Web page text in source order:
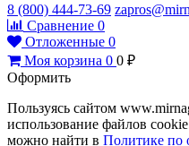
8 (800) 444-73-69
Сравнение 0
Отложенные 0
Моя корзина 0 0 ₽
Оформить
Пользуясь сайтом
использование файлов
можно найти в Политике по